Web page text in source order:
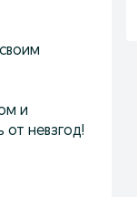
и
невзгод!